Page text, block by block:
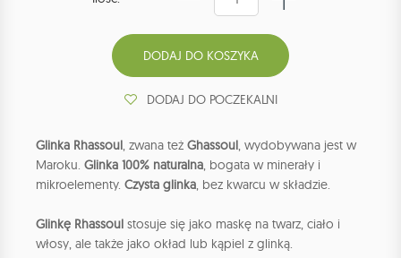
DODAJ DO POCZEKALNI
Glinka Rhassoul, zwana też Ghassoul, wydobywana jest w
Maroku. Glinka 100% naturalna, bogata w minerały i
mikroelementy. Czysta glinka, bez kwarcu w składzie.
Glinkę Rhassoul stosuje się jako maskę na twarz, ciało i
włosy, ale także jako okład lub kąpiel z glinką.